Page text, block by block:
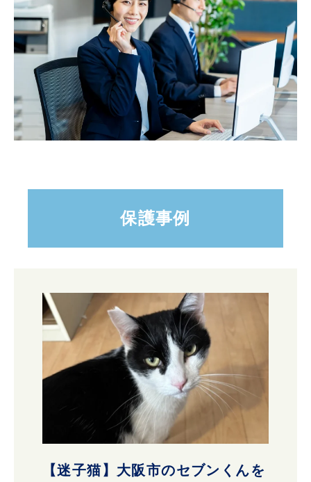
保護事例
【迷子猫】大阪市のセブンくんを